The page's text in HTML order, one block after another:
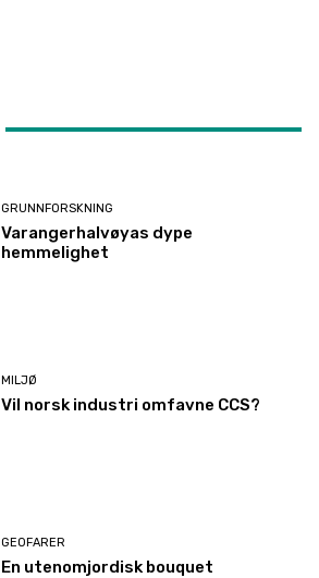
GRUNNFORSKNING
Varangerhalvøyas dype
hemmelighet
MILJØ
Vil norsk industri omfavne CCS?
GEOFARER
En utenomjordisk bouquet